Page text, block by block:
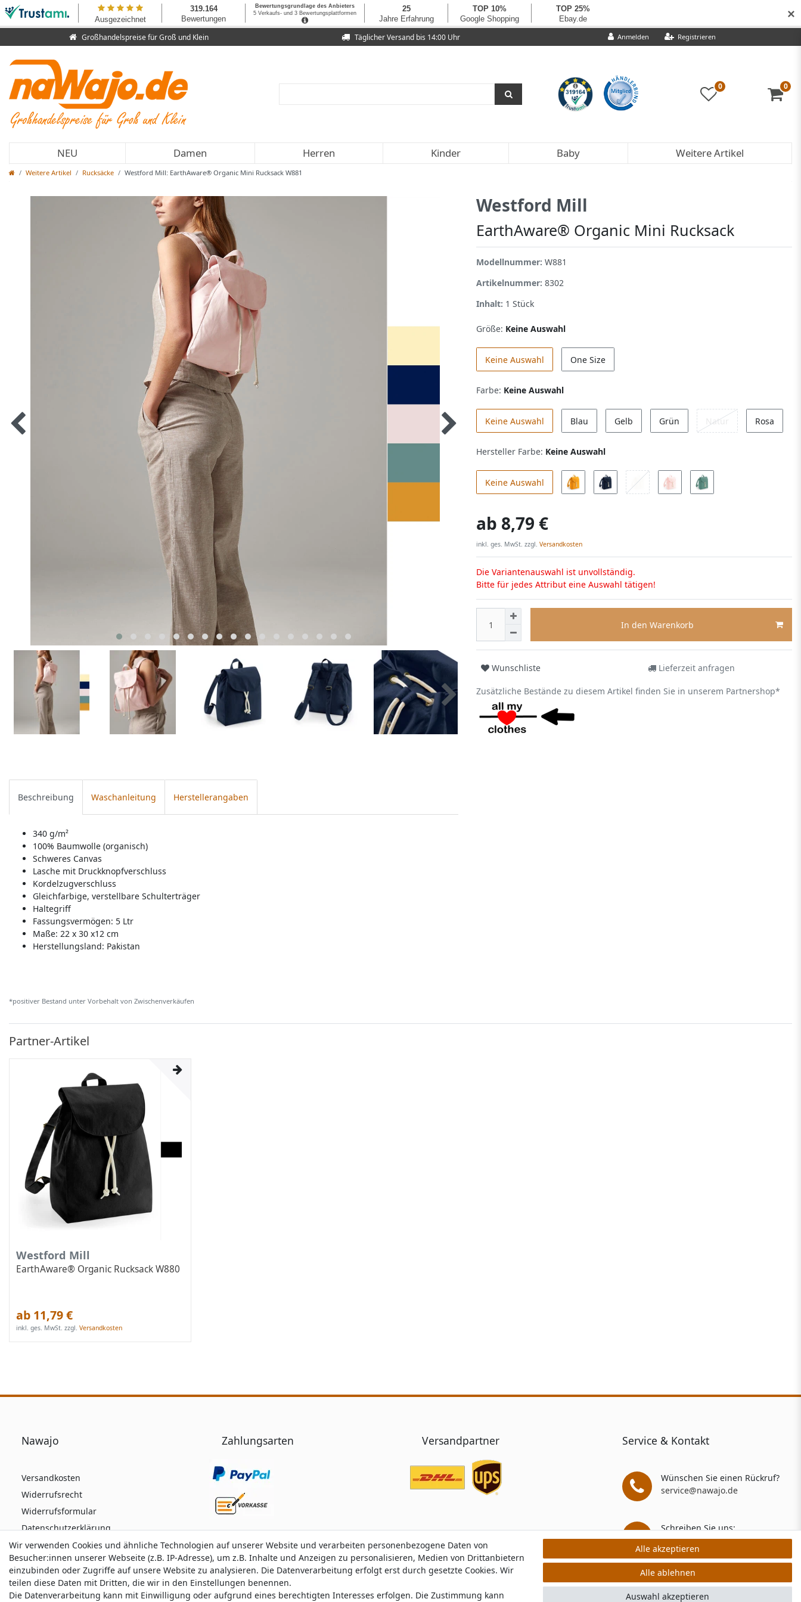
Anmelden Registrieren
Täglicher Versand bis 14:00 Uhr
Großhandelspreise für Groß und Klein
0 0
NEU Damen Herren Kinder Baby Weitere Artikel
Weitere Artikel Rucksäcke Westford Mill: EarthAware® Organic Mini Rucksack W881
Westford Mill
EarthAware® Organic Mini Rucksack
Modellnummer: W881
Artikelnummer: 8302
Inhalt: 1 Stück
Größe: Keine Auswahl
Keine Auswahl One Size
Farbe: Keine Auswahl
Keine Auswahl Blau Gelb Grün Natur Rosa
Hersteller Farbe: Keine Auswahl
Keine Auswahl
ab 8,79 €
inkl. ges. MwSt. zzgl. Versandkosten
Die Variantenauswahl ist unvollständig.
Bitte für jedes Attribut eine Auswahl tätigen!
In den Warenkorb
Wunschliste Lieferzeit anfragen
Zusätzliche Bestände zu diesem Artikel finden Sie in unserem Partnershop*
Beschreibung Waschanleitung Herstellerangaben
340 g/m²
100% Baumwolle (organisch)
Schweres Canvas
Lasche mit Druckknopfverschluss
Kordelzugverschluss
Gleichfarbige, verstellbare Schulterträger
Haltegriff
Fassungsvermögen: 5 Ltr
Maße: 22 x 30 x12 cm
Herstellungsland: Pakistan
*positiver Bestand unter Vorbehalt von Zwischenverkäufen
Partner-Artikel
Westford Mill
EarthAware® Organic Rucksack W880
ab 11,79 €
inkl. ges. MwSt. zzgl.Versandkosten
Nawajo
Versandkosten
Widerrufsrecht
Widerrufsformular
Datenschutzerklärung
AGB
Impressum
Zahlungsarten Versandpartner Service & Kontakt
Wünschen Sie einen Rückruf?
service@nawajo.de
Schreiben Sie uns:
service@nawajo.de
Durchschnittliche Bewertung vonnawajo.de bei Trustami:5.00/5.00 mit319.164Bewertungen | Bewertungsgrundlage des Anbieters: 5 Verkaufs- und 3 Bewertungsplattformen
Wir verwenden Cookies und ähnliche Technologien auf unserer Website und verarbeiten personenbezogene Daten von
Besucher:innen unserer Webseite (z.B. IP-Adresse), um z.B. Inhalte und Anzeigen zu personalisieren, Medien von Drittanbietern
einzubinden oder Zugriffe auf unsere Website zu analysieren. Die Datenverarbeitung erfolgt erst durch gesetzte Cookies. Wir
teilen diese Daten mit Dritten, die wir in den Einstellungen benennen.
Die Datenverarbeitung kann mit Einwilligung oder aufgrund eines berechtigten Interesses erfolgen. Die Zustimmung kann
Alle akzeptieren
Alle ablehnen
Auswahl akzeptieren
Wir verwenden Cookies und ähnliche Technologien auf unserer Website und verarbeiten personenbezogene Daten von
Besucher:innen unserer Webseite (z.B. IP-Adresse), um z.B. Inhalte und Anzeigen zu personalisieren, Medien von Drittanbietern
einzubinden oder Zugriffe auf unsere Website zu analysieren. Die Datenverarbeitung erfolgt erst durch gesetzte Cookies. Wir
teilen diese Daten mit Dritten, die wir in den Einstellungen benennen.
Die Datenverarbeitung kann mit Einwilligung oder aufgrund eines berechtigten Interesses erfolgen. Die Zustimmung kann
Alle akzeptieren
Alle ablehnen
Auswahl akzeptieren
✕